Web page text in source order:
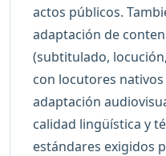
actos públicos.
adaptación de
(subtitulado,
con locutores
adaptación
calidad lingüística y
estándares exigidos